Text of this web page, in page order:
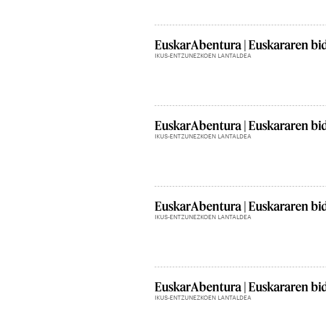
EuskarAbentura | Euskararen
IKUS-ENTZUNEZKOEN LANTALDEA
EuskarAbentura | Euskararen
IKUS-ENTZUNEZKOEN LANTALDEA
EuskarAbentura | Euskararen
IKUS-ENTZUNEZKOEN LANTALDEA
EuskarAbentura | Euskararen
IKUS-ENTZUNEZKOEN LANTALDEA